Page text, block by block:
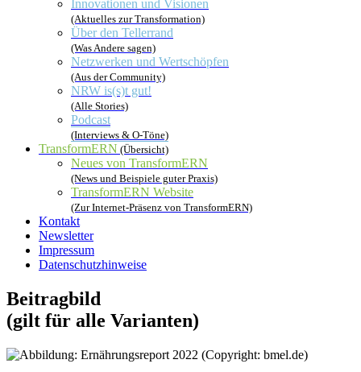
Innovationen und Visionen
(Aktuelles zur Transformation)
Über den Tellerrand
(Was Andere sagen)
Netzwerken und Wertschöpfen
(Aus der Community)
NRW is(s)t gut!
(Alle Stories)
Podcast
(Interviews & O-Töne)
TransformERN (Übersicht)
Neues von TransformERN
(News und Beispiele guter Praxis)
TransformERN Website
(Zur Internet-Präsenz von TransformERN)
Kontakt
Newsletter
Impressum
Datenschutzhinweise
Beitragbild
(gilt für alle Varianten)